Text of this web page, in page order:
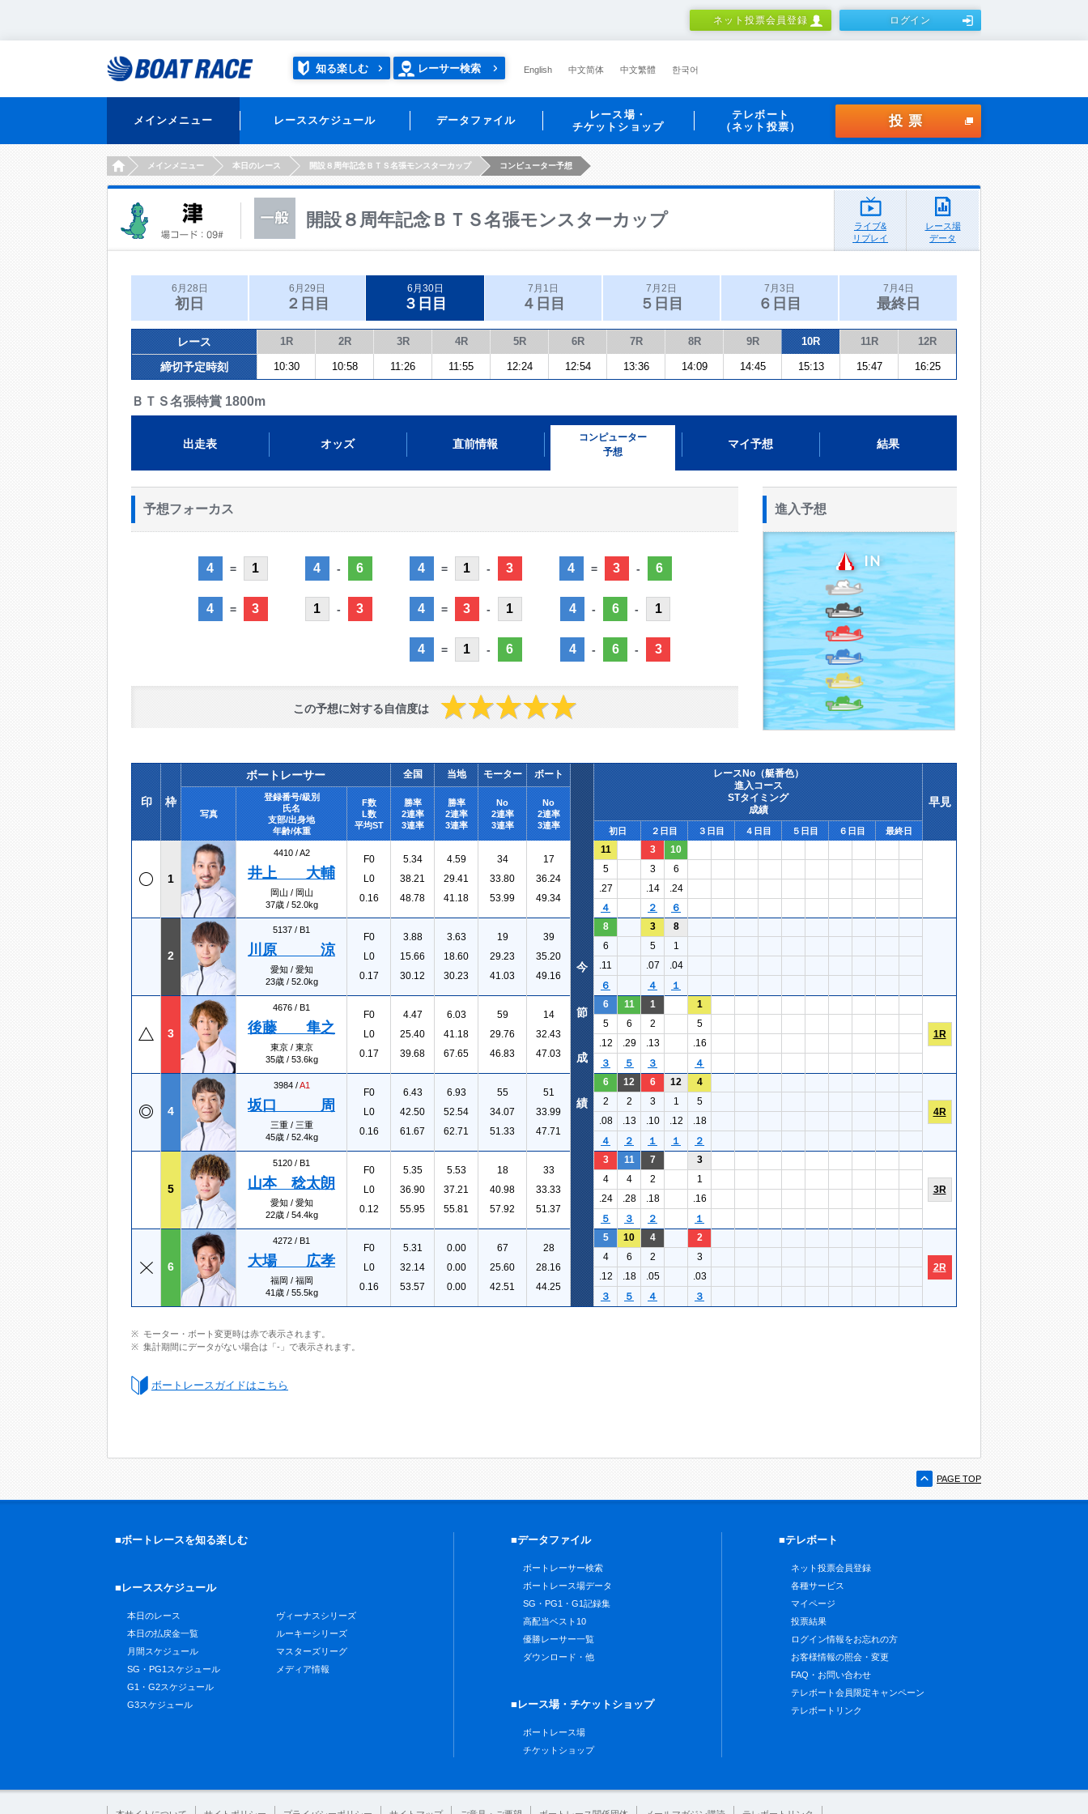
ネット投票会員登録 ログイン
知る楽しむ レーサー検索 English 中文简体 中文繁體 한국어
メインメニュー レーススケジュール データファイル
レース場・
チケットショップ
テレボート
（ネット投票）
投票
HOMEメインメニュー 本日のレース 開設８周年記念ＢＴＳ名張モンスターカップ コンピューター予想
開設８周年記念ＢＴＳ名張モンスターカップ
ライブ&
リプレイ
レース場
データ
6月28日
初日
6月29日
２日目
6月30日
３日目
7月1日
４日目
7月2日
５日目
7月3日
６日目
7月4日
最終日
レース 1R 2R 3R 4R 5R 6R 7R 8R 9R 10R 11R 12R
締切予定時刻 10:30 10:58 11:26 11:55 12:24 12:54 13:36 14:09 14:45 15:13 15:47 16:25
ＢＴＳ名張特賞 1800m
出走表 オッズ 直前情報
コンピューター
予想
マイ予想 結果
予想フォーカス
4 = 1
4 = 3
4 - 6
1 - 3
4 = 1 - 3
4 = 3 - 1
4 = 1 - 6
4 = 3 - 6
4 - 6 - 1
4 - 6 - 3
この予想に対する自信度は
進入予想
印 枠
ボートレーサー 全国 当地 モーター ボート
レースNo（艇番色）
進入コース
STタイミング
成績
早見
写真
登録番号/級別
氏名
支部/出身地
年齢/体重
F数
L数
平均ST
勝率
2連率
3連率
勝率
2連率
3連率
No
2連率
3連率
No
2連率
3連率
初日 ２日目 ３日目 ４日目 ５日目 ６日目 最終日
1
4410 /A2
井上 大輔
岡山 / 岡山
37歳 / 52.0kg
F0
L0
0.16
5.34
38.21
48.78
4.59
29.41
41.18
34
33.80
53.99
17
36.24
49.34
11 3
10
5
3
6
.27
.14
.24
４
２ ６
2
5137 / B1
川原 涼
愛知 / 愛知
23歳 / 52.0kg
F0
L0
0.17
3.88
15.66
30.12
3.63
18.60
30.23
19
29.23
41.03
39
35.20
49.16
8 3
8
6
5
1
.11
.07
.04
６
４ １
3
4676 / B1
後藤 隼之
東京 / 東京
35歳 / 53.6kg
F0
L0
0.17
4.47
25.40
39.68
6.03
41.18
67.65
59
29.76
46.83
14
32.43
47.03
6 11 1 1
1R
5 6 2
5
.12
.29 .13
.16
３
５ ３ ４
4
3984 /A1
坂口 周
三重 / 三重
45歳 / 52.4kg
F0
L0
0.16
6.43
42.50
61.67
6.93
52.54
62.71
55
34.07
51.33
51
33.99
47.71
6 12 6 12 4
4R
2 2 3 1
5
.08
.13 .10 .12
.18
４
２ １ １ ２
5
5120 / B1
山本 稔太朗
愛知 / 愛知
22歳 / 54.4kg
F0
L0
0.12
5.35
36.90
55.95
5.53
37.21
55.81
18
40.98
57.92
33
33.33
51.37
3 11 7 3
3R
4 4 2
1
.24
.28 .18
.16
５
３ ２ １
6
4272 / B1
大場 広孝
福岡 / 福岡
41歳 / 55.5kg
F0
L0
0.16
5.31
32.14
53.57
0.00
0.00
0.00
67
25.60
42.51
28
28.16
44.25
5 10 4 2
2R
4 6 2
3
.12
.18 .05
.03
３
５ ４ ３
今
節
成
績
モーター・ボート変更時は赤で表示されます。
集計期間にデータがない場合は「-」で表示されます。
ボートレースガイドはこちら
PAGE TOP
■ボートレースを知る楽しむ
■レーススケジュール
本日のレース
本日の払戻金一覧
月間スケジュール
SG・PG1スケジュール
G1・G2スケジュール
G3スケジュール
ヴィーナスシリーズ
ルーキーシリーズ
マスターズリーグ
メディア情報
■データファイル
ボートレーサー検索
ボートレース場データ
SG・PG1・G1記録集
高配当ベスト10
優勝レーサー一覧
ダウンロード・他
■レース場・チケットショップ
ボートレース場
チケットショップ
■テレボート
ネット投票会員登録
各種サービス
マイページ
投票結果
ログイン情報をお忘れの方
お客様情報の照会・変更
FAQ・お問い合わせ
テレボート会員限定キャンペーン
テレボートリンク